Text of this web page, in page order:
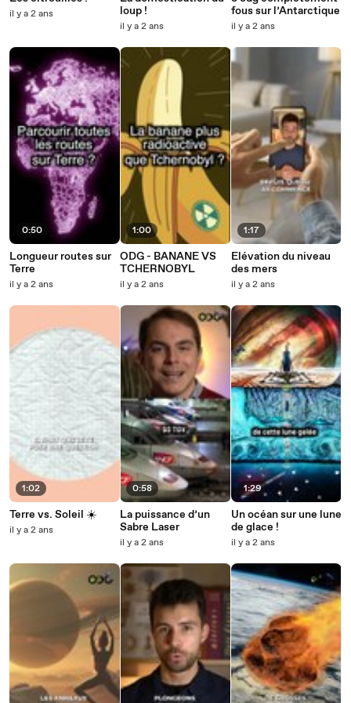
il y a 2 ans
0:50
Longueur routes sur
Terre
il y a 2 ans
1:02
Terre vs. Soleil ☀️
il y a 2 ans
loup !
il y a 2 ans
1:00
ODG - BANANE VS
TCHERNOBYL
il y a 2 ans
0:58
La puissance d’un
Sabre Laser
il y a 2 ans
fous sur l’Antarctique
il y a 2 ans
1:17
Elévation du niveau
des mers
il y a 2 ans
1:29
Un océan sur une lune
de glace !
il y a 2 ans